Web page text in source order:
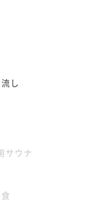
し
サウナ